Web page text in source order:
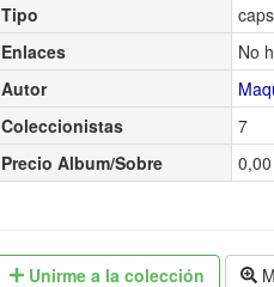
Tipo
Enlaces
No
Autor
Coleccionistas
7
Precio Album/Sobre
Unirme a la colección